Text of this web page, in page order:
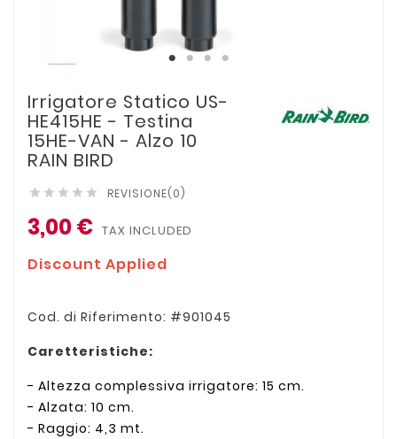
Irrigatore Statico US-
HE415HE - Testina
15HE-VAN - Alzo 10
RAIN BIRD
     REVISIONE(0)
3,00 € TAX INCLUDED
Discount Applied
Cod. di Riferimento: #901045
Caretteristiche:
- Altezza complessiva irrigatore: 15 cm.
- Alzata: 10 cm.
- Raggio: 4,3 mt.